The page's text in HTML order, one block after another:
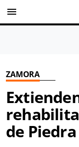
menu
ZAMORA
de